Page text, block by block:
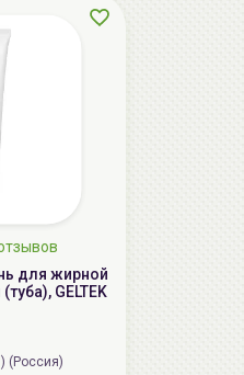
для жирной
GELTEK
) (Россия)